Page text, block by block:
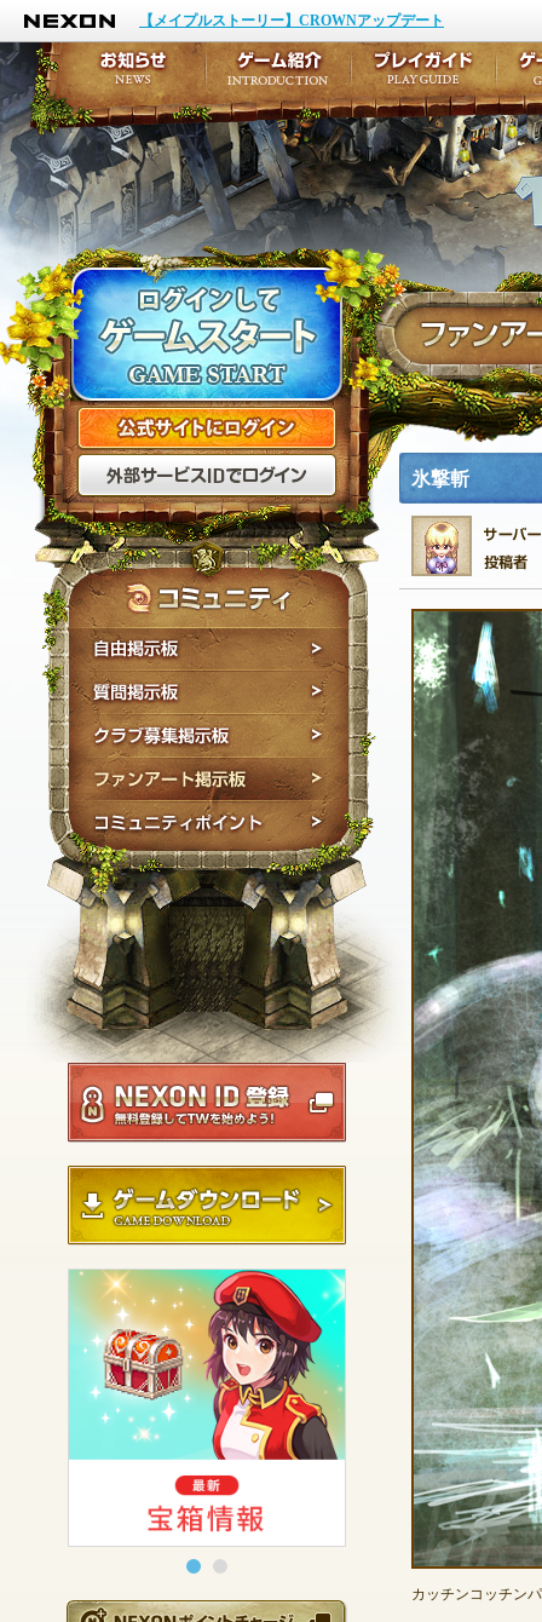
NEXON
【メイプルストーリー】CROWNアップデート
公式サイトにログイン
外部サービスIDでログ
自由掲示板
質問掲示板
クラブ募集掲示板
ファンアート掲示板
コミュニティポイン
NEXON ID登録
ゲームダウンロード
氷撃斬
カッチンコッチン
お知らせ
イベント
アップデート
メンテナンス
ゲーム紹介
キャラクター作成
テイルズ初級者講座
ここだけは知ってお